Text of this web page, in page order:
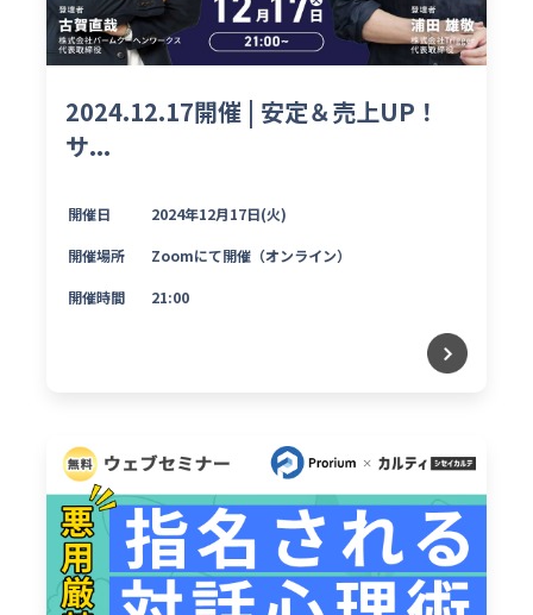
2024.12.17開催 | 安定＆売上UP！
サ...
開催日 2024年12月17日(火)
開催場所 Zoomにて開催（オンライン）
開催時間 21:00